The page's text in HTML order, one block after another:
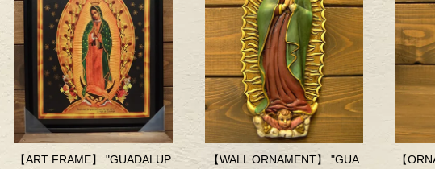
【ART FRAME】 "GUADALUP
【WALL ORNAMENT】 "GUA
【